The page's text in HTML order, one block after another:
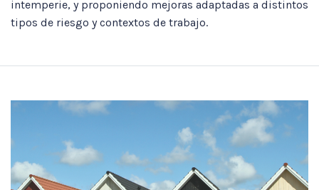
intemperie, y proponiendo mejoras adaptadas a distintos
tipos de riesgo y contextos de trabajo.